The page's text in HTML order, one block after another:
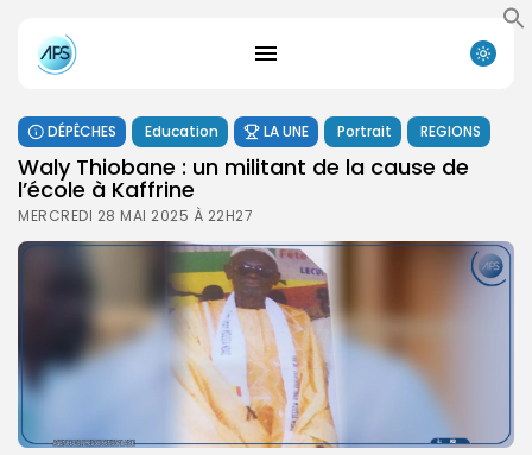
DÉPÊCHES Education LA UNE Portrait REGIONS
Waly Thiobane : un militant de la cause de
l’école à Kaffrine
MERCREDI 28 MAI 2025 À 22H27